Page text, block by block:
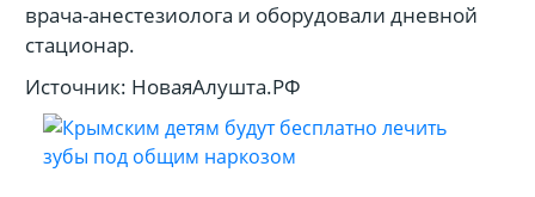
врача-анестезиолога и оборудовали дневной
стационар.
Источник: НоваяАлушта.РФ